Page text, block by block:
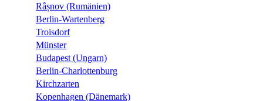
Râșnov (Rumänien)
Berlin-Wartenberg
Troisdorf
Münster
Budapest (Ungarn)
Berlin-Charlottenburg
Kirchzarten
Kopenhagen (Dänemark)